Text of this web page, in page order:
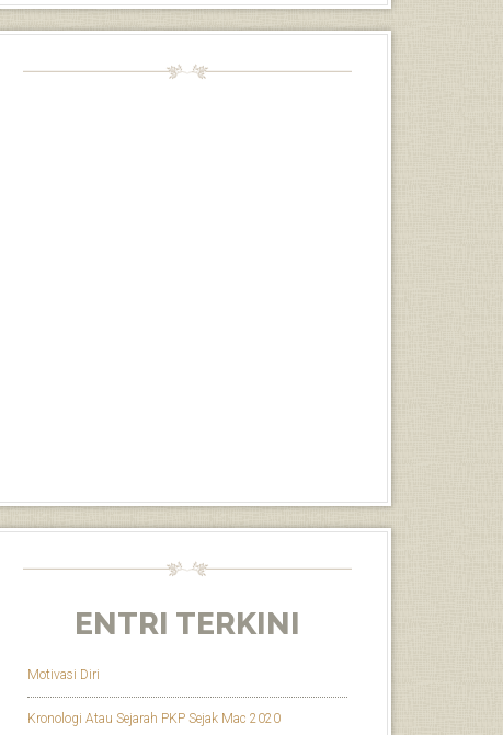
ENTRI TERKINI
Motivasi Diri
Kronologi Atau Sejarah PKP Sejak Mac 2020